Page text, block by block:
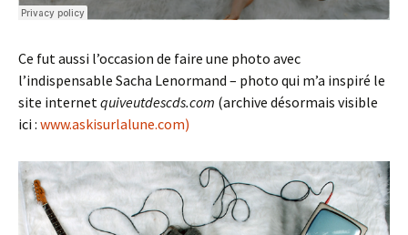
Ce fut aussi l’occasion de faire une photo avec
l’indispensable Sacha Lenormand – photo qui m’a inspiré le
site internetquiveutdescds.com (archive désormais visible
ici : www.askisurlalune.com)